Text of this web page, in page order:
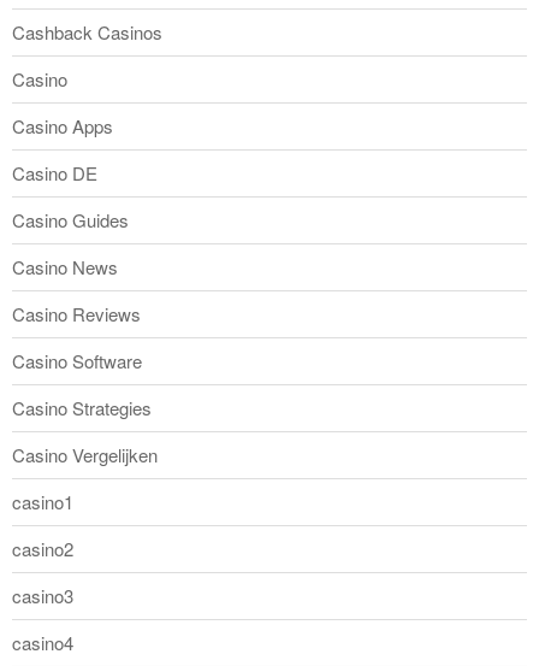
Cashback Casinos
Casino
Casino Apps
Casino DE
Casino Guides
Casino News
Casino Reviews
Casino Software
Casino Strategies
Casino Vergelijken
casino1
casino2
casino3
casino4